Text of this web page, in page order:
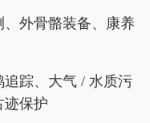
外骨骼装备、康养
踪、大气 / 水质污
迹保护